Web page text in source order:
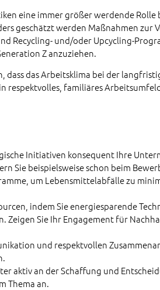
eine immer größer werdende
geschätzt werden Maßnahmen zur
Recycling- und/oder Upcycling-
Z anzuziehen.
das Arbeitsklima bei der
respektvolles, familiäres
Initiativen konsequent Ihre
Sie beispielsweise schon beim
um Lebensmittelabfälle zu
indem Sie energiesparende
Sie Ihr Engagement für
und respektvollen
aktiv an der Schaffung und
Thema an.